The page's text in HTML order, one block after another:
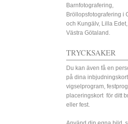
Barnfotografering,
Bröllopsfotografering i
och Kungälv, Lilla
Västra Götaland.
TRYCKSAKER
Du kan även få en
på dina
vigselprogram,
placeringskort för ditt
eller fest.